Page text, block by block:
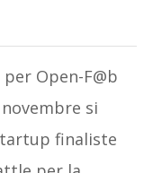
Open-F@b
novembre si
finaliste